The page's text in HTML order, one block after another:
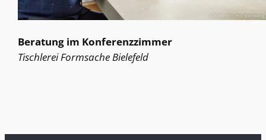
Beratung im Konferenzzimmer
Tischlerei Formsache Bielefeld